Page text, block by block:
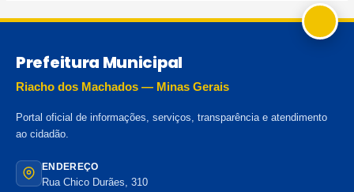
Prefeitura Municipal
Riacho dos Machados — Minas Gerais
Portal oficial de informações, serviços, transparência e atendimento
ao cidadão.
ENDEREÇO
Rua Chico Durães, 310